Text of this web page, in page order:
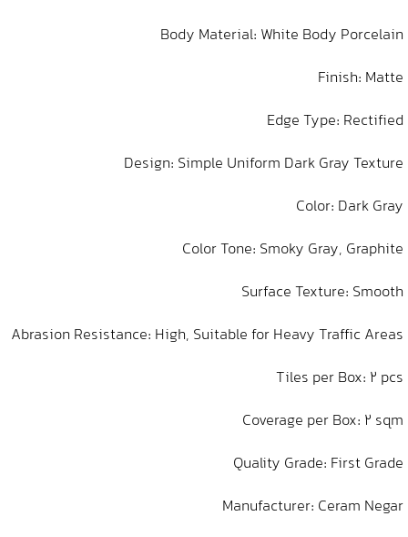
Body Material: White Body Porcelain
Finish: Matte
Edge Type: Rectified
Design: Simple Uniform Dark Gray Texture
Color: Dark Gray
Color Tone: Smoky Gray, Graphite
Surface Texture: Smooth
Abrasion Resistance: High, Suitable for Heavy Traffic Areas
Tiles per Box: 2 pcs
Coverage per Box: 2 sqm
Quality Grade: First Grade
Manufacturer: Ceram Negar